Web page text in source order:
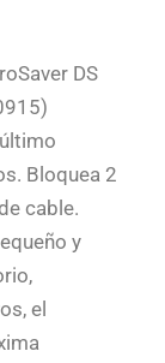
DS
Bloquea 2
cable.
y
el